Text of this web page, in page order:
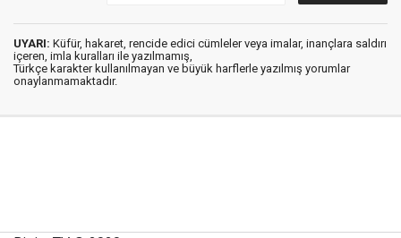
UYARI: Küfür, hakaret, rencide edici cümleler veya imalar, inançlara saldırı
içeren, imla kuralları ile yazılmamış,
Türkçe karakter kullanılmayan ve büyük harflerle yazılmış yorumlar
onaylanmamaktadır.